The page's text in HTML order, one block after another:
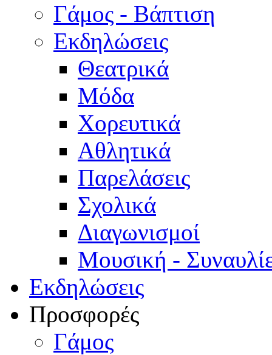
Γάμος - Βάπτιση
Εκδηλώσεις
Θεατρικά
Μόδα
Χορευτικά
Αθλητικά
Παρελάσεις
Σχολικά
Διαγωνισμοί
Μουσική -
Εκδηλώσεις
Προσφορές
Γάμος